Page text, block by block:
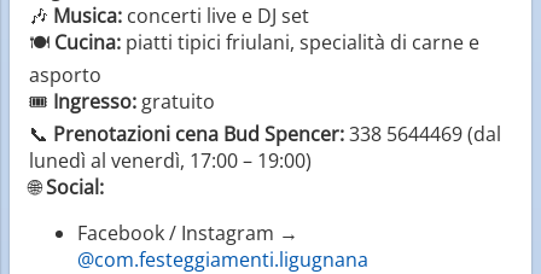
🎶 Musica: concerti live e DJ set
🍽️ Cucina: piatti tipici friulani, specialità di carne e
asporto
🎟️ Ingresso: gratuito
📞 Prenotazioni cena Bud Spencer:338 5644469 (dal
lunedì al venerdì, 17:00 – 19:00)
🌐Social:
Facebook / Instagram →
@com.festeggiamenti.ligugnana